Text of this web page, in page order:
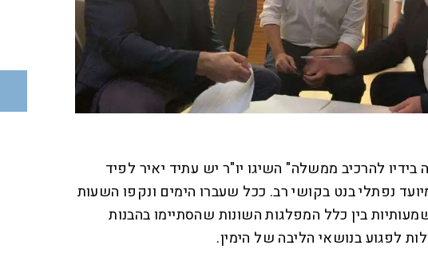
להרכיב ממשלה" השיגו יו"ר יש עתיד יאיר לפיד
נפתלי בנט בקושי רב. ככל שעברו הימים ונקפו השעות
בין כלל המפלגות השונות שהסתיימו בהבנות
לפגוע בנושאי הליבה של הימין.